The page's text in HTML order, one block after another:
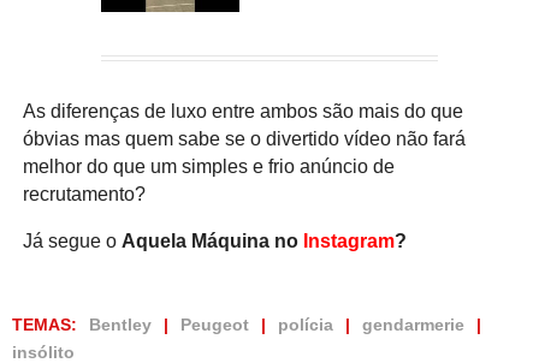
As diferenças de luxo entre ambos são mais do que
óbvias mas quem sabe se o divertido vídeo não fará
melhor do que um simples e frio anúncio de
recrutamento?
Já segue o Aquela Máquina no Instagram?
TEMAS: Bentley Peugeot polícia
gendarmerie
insólito